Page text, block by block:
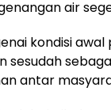
air
kondisi
sesudah
antar